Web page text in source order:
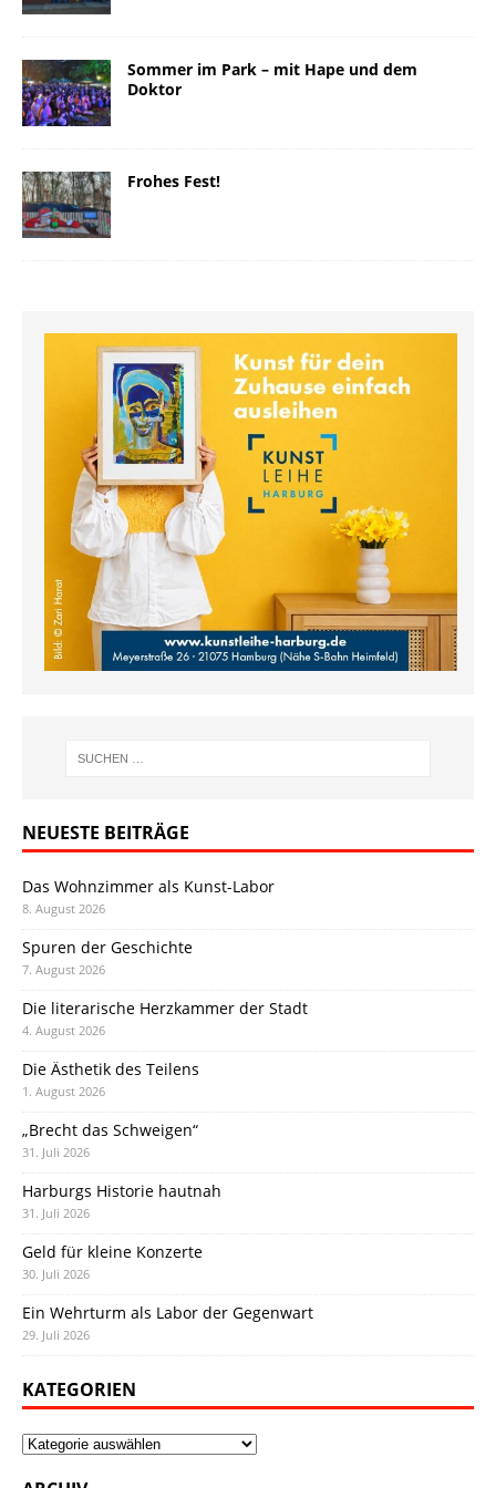
Sommer im Park – mit Hape und dem
Doktor
Frohes Fest!
NEUESTE BEITRÄGE
Das Wohnzimmer als Kunst-Labor
8. August 2026
Spuren der Geschichte
7. August 2026
Die literarische Herzkammer der Stadt
4. August 2026
Die Ästhetik des Teilens
1. August 2026
„Brecht das Schweigen“
31. Juli 2026
Harburgs Historie hautnah
31. Juli 2026
Geld für kleine Konzerte
30. Juli 2026
Ein Wehrturm als Labor der Gegenwart
29. Juli 2026
KATEGORIEN
Kategorien